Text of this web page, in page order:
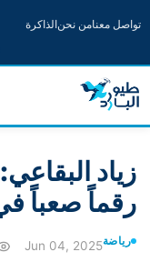
تواصل معنامن نحنالذاكرة
زياد
رقماً صعباً
رياضةJun 04, 2025